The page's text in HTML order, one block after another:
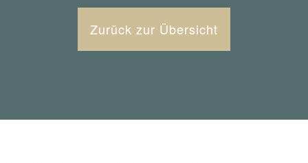
Zurück zur Übersicht